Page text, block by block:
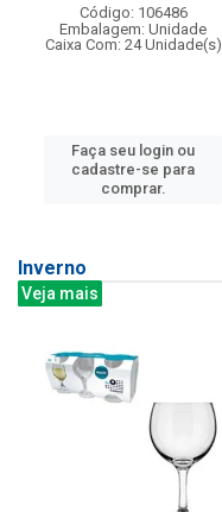
Código: 106486
Embalagem: Unidade
Caixa Com: 24 Unidade(s)
Faça seu login ou
cadastre-se para
comprar.
Inverno
Veja mais